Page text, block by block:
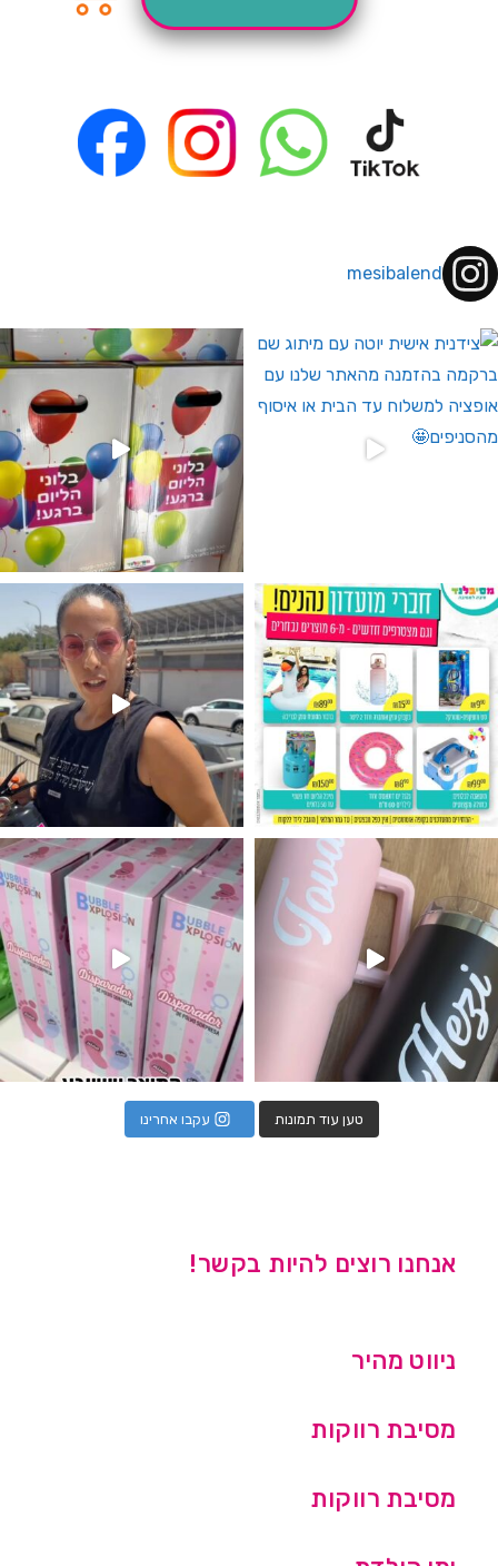
mesibalend
לחברי מועדון ומצטרפים חדשים🤍
מין העובר רק במסיבלנד !! קיים
מטף לגילוי מין העובר חזר למלא
טען עוד תמונות עקבו אחרינו
אנחנו רוצים להיות בקשר!
ניווט מהיר
מסיבת רווקות
מסיבת רווקות